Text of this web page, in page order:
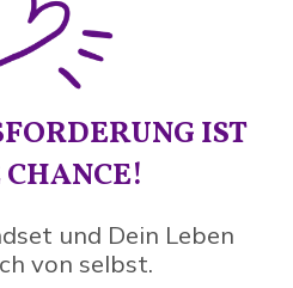
IST
und Dein Leben
von selbst.